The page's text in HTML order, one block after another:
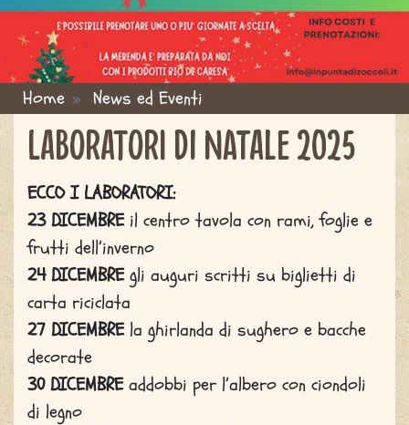
You are here
Home News ed Eventi
LABORATORI DI NATALE 2025
ECCO I LABORATORI:
23 DICEMBRE il centro tavola con rami, foglie e
frutti dell’inverno
24 DICEMBRE gli auguri scritti su biglietti di
carta riciclata
27 DICEMBRE la ghirlanda di sughero e bacche
decorate
30 DICEMBRE addobbi per l’albero con ciondoli
di legno